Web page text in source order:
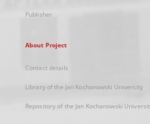
Publisher
About Project
Contact details
Library of the Jan Kochanowski University
Repository of the Jan Kochanowski